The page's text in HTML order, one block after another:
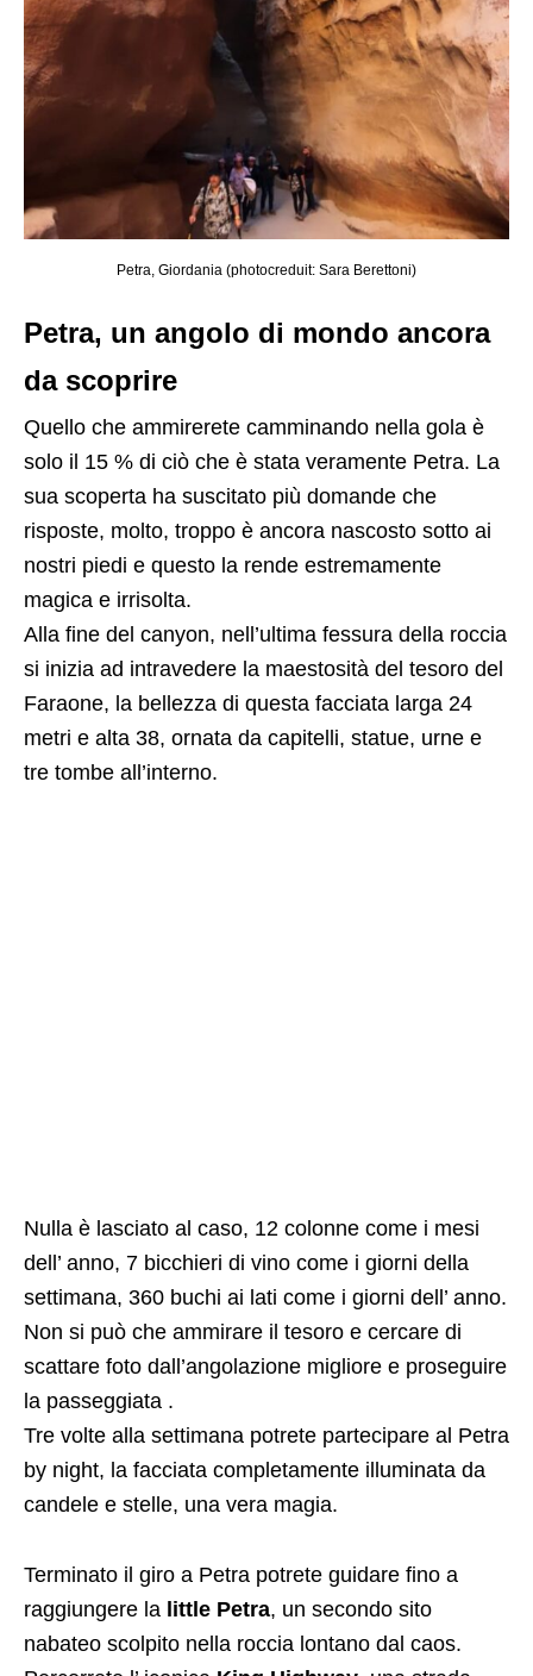
Petra, Giordania (photocreduit: Sara Berettoni)
Petra, un angolo di mondo ancora
da scoprire
Quello che ammirerete camminando nella gola è
solo il 15 % di ciò che è stata veramente Petra. La
sua scoperta ha suscitato più domande che
risposte, molto, troppo è ancora nascosto sotto ai
nostri piedi e questo la rende estremamente
magica e irrisolta.
Alla fine del canyon, nell’ultima fessura della roccia
si inizia ad intravedere la maestosità del tesoro del
Faraone, la bellezza di questa facciata larga 24
metri e alta 38, ornata da capitelli, statue, urne e
tre tombe all’interno.
Nulla è lasciato al caso, 12 colonne come i mesi
dell’ anno, 7 bicchieri di vino come i giorni della
settimana, 360 buchi ai lati come i giorni dell’ anno.
Non si può che ammirare il tesoro e cercare di
scattare foto dall’angolazione migliore e proseguire
la passeggiata .
Tre volte alla settimana potrete partecipare al Petra
by night, la facciata completamente illuminata da
candele e stelle, una vera magia.
Terminato il giro a Petra potrete guidare fino a
raggiungere la little Petra, un secondo sito
nabateo scolpito nella roccia lontano dal caos.